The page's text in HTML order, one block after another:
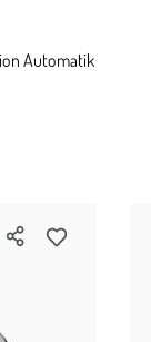
Automatik